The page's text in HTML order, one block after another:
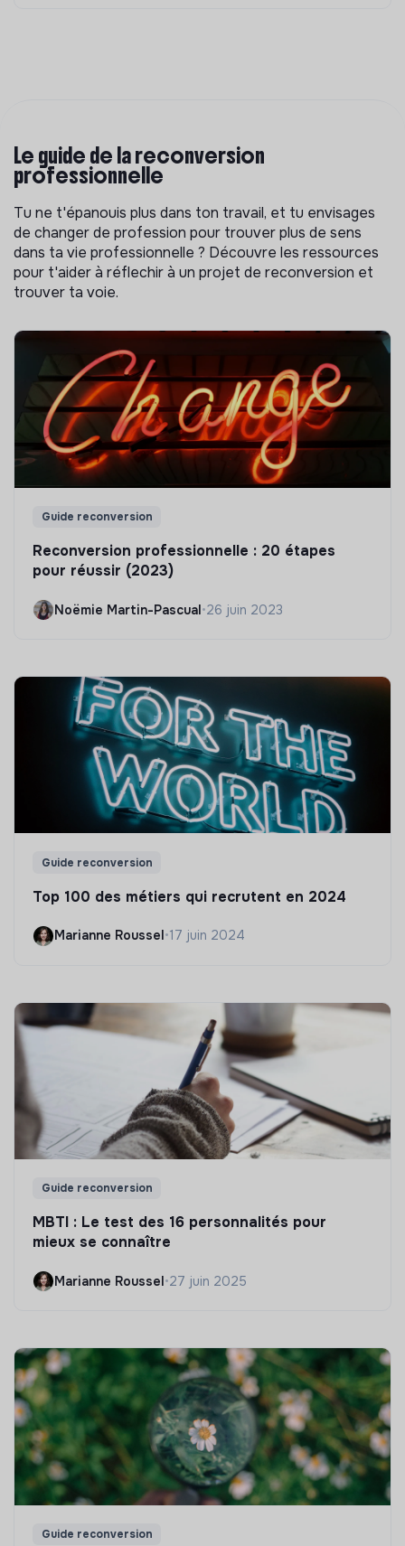
Le guide de la reconversion
professionnelle
Tu ne t'épanouis plus dans ton travail, et tu envisages
de changer de profession pour trouver plus de sens
dans ta vie professionnelle ? Découvre les ressources
pour t'aider à réflechir à un projet de reconversion et
trouver ta voie.
Guide reconversion
Reconversion professionnelle : 20 étapes
pour réussir (2023)
Noëmie Martin-Pascual•26 juin 2023
Guide reconversion
Top 100 des métiers qui recrutent en 2024
Marianne Roussel •17 juin 2024
Guide reconversion
MBTI : Le test des 16 personnalités pour
mieux se connaître
Marianne Roussel•27 juin 2025
Guide reconversion